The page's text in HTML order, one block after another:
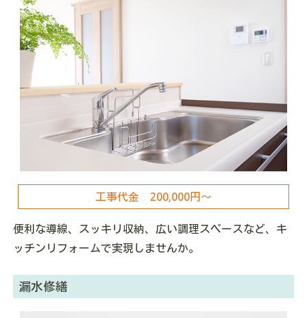
工事代金 200,000円～
便利な導線、スッキリ収納、広い調理スペースなど、キ
ッチンリフォームで実現しませんか。
漏水修繕